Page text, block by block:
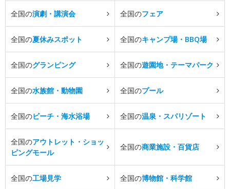
全国の演劇・講演会 全国のフェア
全国の夏休みスポット 全国のキャンプ場・BBQ場
全国のグランピング 全国の遊園地・テーマパーク
全国の水族館・動物園 全国のプール
全国のビーチ・海水浴場 全国の温泉・スパリゾート
全国のアウトレット・ショッ
ピングモール
全国の商業施設・百貨店
全国の工場見学 全国の博物館・科学館